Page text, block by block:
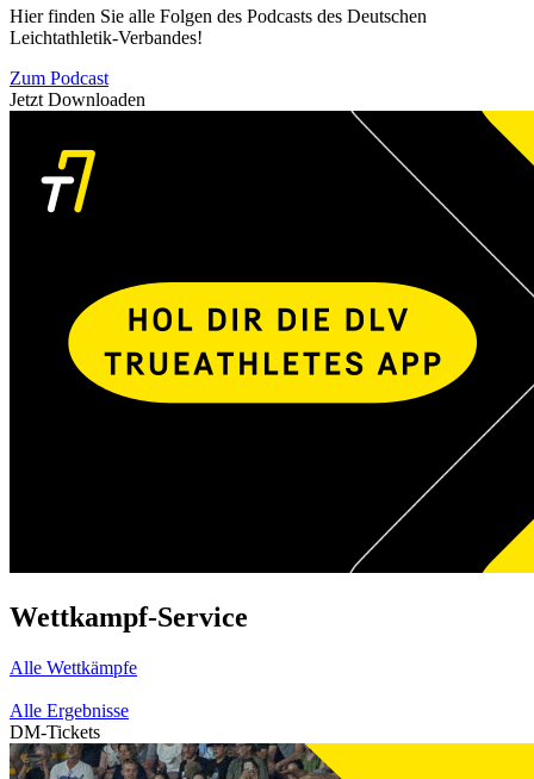
Hier finden Sie alle Folgen des Podcasts des Deutschen
Leichtathletik-Verbandes!
Zum Podcast
Jetzt Downloaden
Wettkampf-Service
Alle Wettkämpfe
Alle Ergebnisse
DM-Tickets